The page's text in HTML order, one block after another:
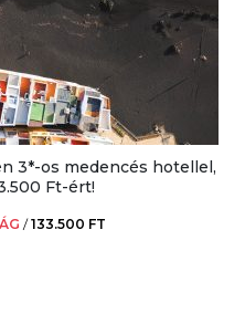
3*-os medencés hotellel,
Ft-ért!
/133.500 FT